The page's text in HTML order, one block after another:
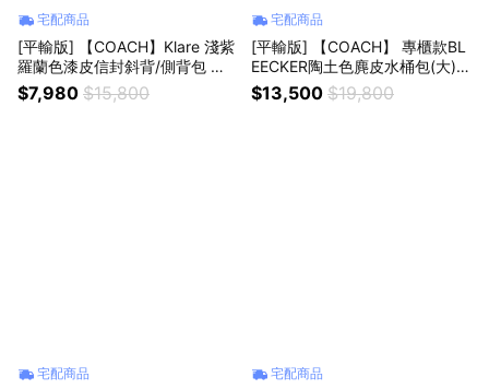
宅配商品
[平輸版] 【COACH】Klare 淺紫
羅蘭色漆皮信封斜背/側背包 真
品平輸
$7,980 $15,800
宅配商品
[平輸版] 【COACH】 專櫃款BL
EECKER陶土色麂皮水桶包(大)
真品平輸
$13,500 $19,800
宅配商品 宅配商品